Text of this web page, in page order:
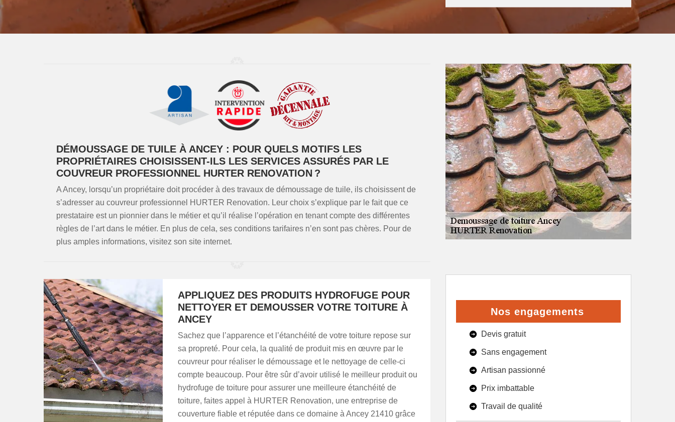
DÉMOUSSAGE DE TUILE À ANCEY : POUR QUELS MOTIFS LES
PROPRIÉTAIRES CHOISISSENT-ILS LES SERVICES ASSURÉS PAR LE
COUVREUR PROFESSIONNEL HURTER RENOVATION ?
A Ancey, lorsqu’un propriétaire doit procéder à des travaux de démoussage de tuile, ils choisissent de
s’adresser au couvreur professionnel HURTER Renovation. Leur choix s’explique par le fait que ce
prestataire est un pionnier dans le métier et qu’il réalise l’opération en tenant compte des différentes
règles de l’art dans le métier. En plus de cela, ses conditions tarifaires n’en sont pas chères. Pour de
plus amples informations, visitez son site internet.
APPLIQUEZ DES PRODUITS HYDROFUGE POUR
NETTOYER ET DEMOUSSER VOTRE TOITURE À
ANCEY
Sachez que l’apparence et l’étanchéité de votre toiture repose sur
sa propreté. Pour cela, la qualité de produit mis en œuvre par le
couvreur pour réaliser le démoussage et le nettoyage de celle-ci
compte beaucoup. Pour être sûr d’avoir utilisé le meilleur produit ou
hydrofuge de toiture pour assurer une meilleure étanchéité de
toiture, faites appel à HURTER Renovation, une entreprise de
couverture fiable et réputée dans ce domaine à Ancey 21410 grâce
Nos engagements
Devis gratuit
Sans engagement
Artisan passionné
Prix imbattable
Travail de qualité